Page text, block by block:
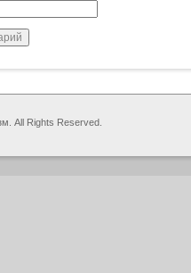
All Rights Reserved.